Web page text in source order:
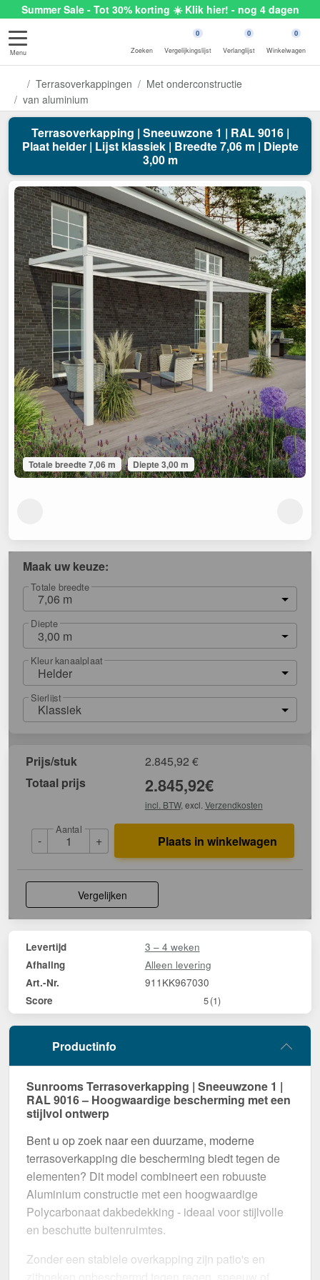
Summer Sale - Tot 30% korting ☀️ Klik hier! - nog 4 dagen
Menu Zoeken
0
Vergelijkingslijst
0
Verlanglijst
0
Winkelwagen
Terrasoverkappingen
Met onderconstructie
van aluminium
Terrasoverkapping | Sneeuwzone 1 | RAL 9016 |
Plaat helder | Lijst klassiek | Breedte 7,06 m | Diepte
3,00 m
Totale breedte 7,06 m Diepte 3,00 m
Maak uw keuze:
Totale breedte
7,06 m
Diepte
3,00 m
Kleur kanaalplaat
Helder
Sierlijst
Klassiek
Prijs/stuk 2.845,92 €
Totaal prijs
2.845,92€
incl. BTW, excl. Verzendkosten
-
Aantal
+ Plaats in winkelwagen
Vergelijken
Levertijd 3 – 4 weken
Afhaling Alleen levering
Art.-Nr. 911KK967030
Score 5(1)
Productinfo
Sunrooms Terrasoverkapping | Sneeuwzone 1 |
RAL 9016 – Hoogwaardige bescherming met een
stijlvol ontwerp
Bent u op zoek naar een duurzame, moderne
terrasoverkapping die bescherming biedt tegen de
elementen? Dit model combineert een robuuste
Aluminium constructie met een hoogwaardige
Polycarbonaat dakbedekking - ideaal voor stijlvolle
en beschutte buitenruimtes.
Zonder een stabiele overkapping zijn patio's en